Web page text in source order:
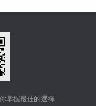
掌握最佳的選擇